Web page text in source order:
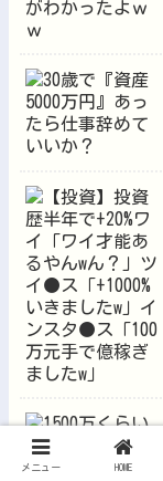
メニュー HOME